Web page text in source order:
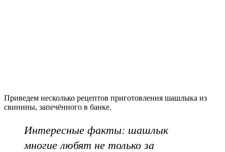
Приведем несколько рецептов приготовления шашлыка из
свинины, запечённого в банке.
Интересные факты: шашлык
многие любят не только за